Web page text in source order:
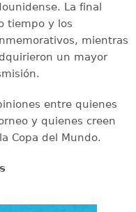
La final
tiempo y los
mientras
un mayor
entre quienes
y quienes creen
Copa del Mundo.